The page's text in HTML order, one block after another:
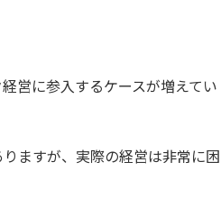
営に参入するケースが増えてい
ますが、実際の経営は非常に困